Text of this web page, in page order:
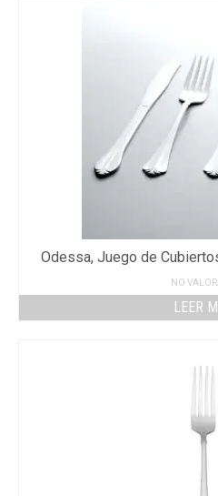
Odessa, Juego de
NO
LEER